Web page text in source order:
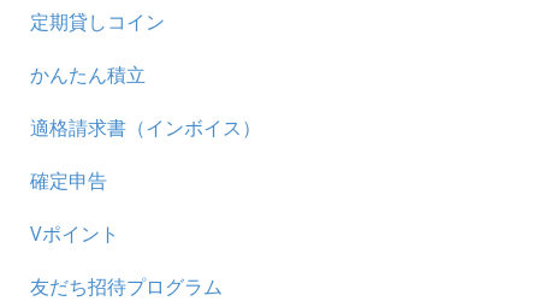
定期貸しコイン
かんたん積立
適格請求書（インボイス）
確定申告
Vポイント
友だち招待プログラム